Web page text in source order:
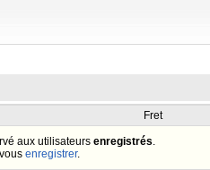
Fret
aux utilisateurs enregistrés.
enregistrer.